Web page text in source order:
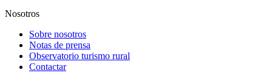
Nosotros
Sobre nosotros
Notas de prensa
Observatorio turismo rural
Contactar